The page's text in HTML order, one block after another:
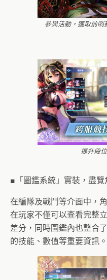
參與活動，獲取前哨
提升段
■「圖鑑系統」實裝，盡
在編隊及戰鬥等介面中，
在玩家不僅可以查看完整
差分，同時圖鑑內也整合
的技能、數值等重要資訊。